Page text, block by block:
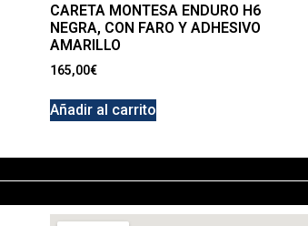
CARETA MONTESA ENDURO H6
NEGRA, CON FARO Y ADHESIVO
AMARILLO
165,00€
Añadir al carrito